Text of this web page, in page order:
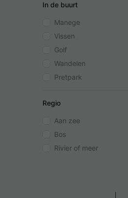
In de buurt
Manege
Vissen
Golf
Wandelen
Pretpark
Regio
Aan zee
Bos
Rivier of meer